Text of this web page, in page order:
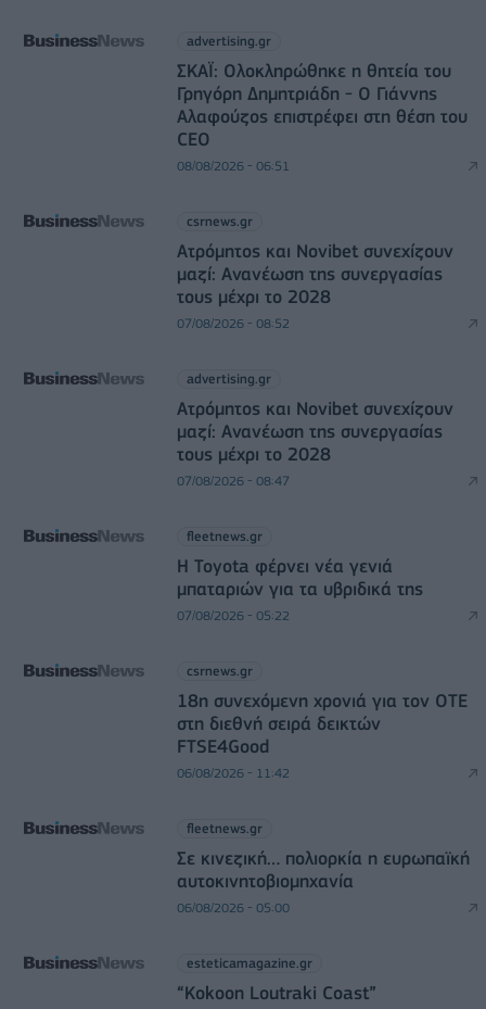
advertising.gr
ΣΚΑΪ: Ολοκληρώθηκε η θητεία του
Γρηγόρη Δημητριάδη - Ο Γιάννης
Αλαφούζος επιστρέφει στη θέση του
CEO
08/08/2026 - 06:51
csrnews.gr
Ατρόμητος και Novibet συνεχίζουν
μαζί: Ανανέωση της συνεργασίας
τους μέχρι το 2028
07/08/2026 - 08:52
advertising.gr
Ατρόμητος και Novibet συνεχίζουν
μαζί: Ανανέωση της συνεργασίας
τους μέχρι το 2028
07/08/2026 - 08:47
fleetnews.gr
Η Toyota φέρνει νέα γενιά
μπαταριών για τα υβριδικά της
07/08/2026 - 05:22
csrnews.gr
18η συνεχόμενη χρονιά για τον ΟΤΕ
στη διεθνή σειρά δεικτών
FTSE4Good
06/08/2026 - 11:42
fleetnews.gr
Σε κινεζική… πολιορκία η ευρωπαϊκή
αυτοκινητοβιομηχανία
06/08/2026 - 05:00
esteticamagazine.gr
“Kokoon Loutraki Coast”